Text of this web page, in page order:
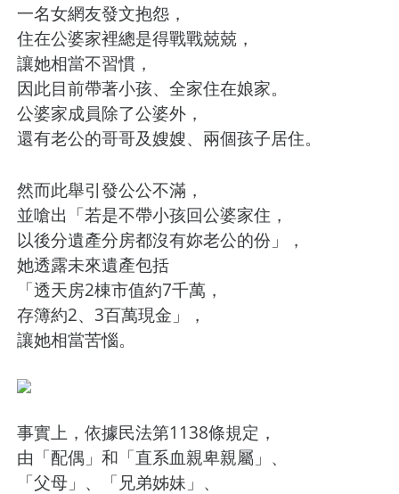
一名女網友發文抱怨，
住在公婆家裡總是得戰戰兢兢，
讓她相當不習慣，
因此目前帶著小孩、全家住在娘家。
公婆家成員除了公婆外，
還有老公的哥哥及嫂嫂、兩個孩子居住。
然而此舉引發公公不滿，
並嗆出「若是不帶小孩回公婆家住，
以後分遺產分房都沒有妳老公的份」，
她透露未來遺產包括
「透天房2棟市值約7千萬，
存簿約2、3百萬現金」，
讓她相當苦惱。
事實上，依據民法第1138條規定，
由「配偶」和「直系血親卑親屬」、
「父母」、「兄弟姊妹」、